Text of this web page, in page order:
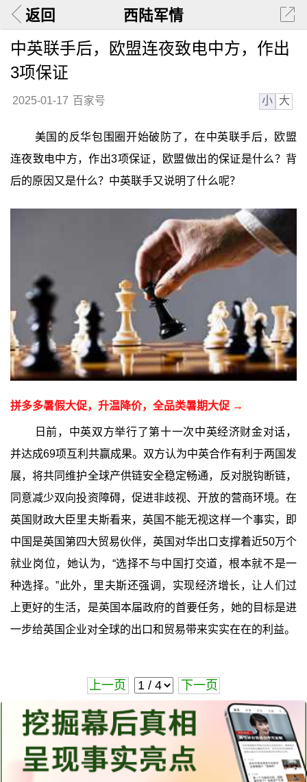
返回 西陆军情
中英联手后，欧盟连夜致电中方，作出
3项保证
2025-01-17 百家号 小 大
美国的反华包围圈开始破防了，在中英联手后，欧盟
连夜致电中方，作出3项保证，欧盟做出的保证是什么？背
后的原因又是什么？中英联手又说明了什么呢？
拼多多暑假大促，升温降价，全品类暑期大促 →
日前，中英双方举行了第十一次中英经济财金对话，
并达成69项互利共赢成果。双方认为中英合作有利于两国发
展，将共同维护全球产供链安全稳定畅通，反对脱钩断链，
同意减少双向投资障碍，促进非歧视、开放的营商环境。在
英国财政大臣里夫斯看来，英国不能无视这样一个事实，即
中国是英国第四大贸易伙伴，英国对华出口支撑着近50万个
就业岗位，她认为，“选择不与中国打交道，根本就不是一
种选择。”此外，里夫斯还强调，实现经济增长，让人们过
上更好的生活，是英国本届政府的首要任务，她的目标是进
一步给英国企业对全球的出口和贸易带来实实在在的利益。
上一页 下一页